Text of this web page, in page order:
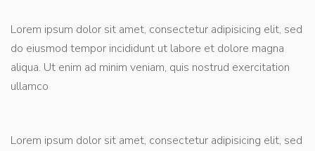
Lorem ipsum dolor sit amet, consectetur adipisicing elit, sed
do eiusmod tempor incididunt ut labore et dolore magna
aliqua. Ut enim ad minim veniam, quis nostrud exercitation
ullamco
Lorem ipsum dolor sit amet, consectetur adipisicing elit, sed